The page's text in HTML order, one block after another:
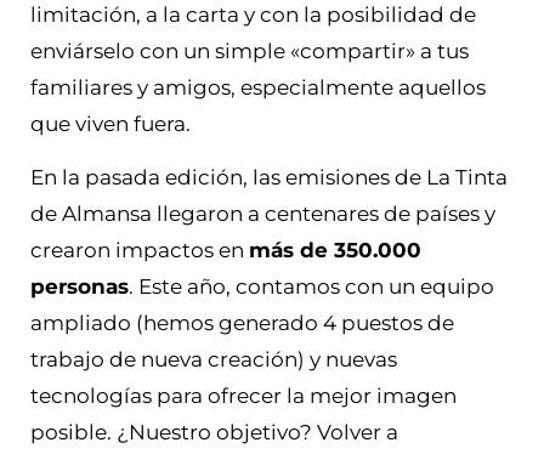
limitación, a la carta y con la posibilidad de
enviárselo con un simple «compartir» a tus
familiares y amigos, especialmente aquellos
que viven fuera.
En la pasada edición, las emisiones de La Tinta
de Almansa llegaron a centenares de países y
crearon impactos en más de 350.000
personas. Este año, contamos con un equipo
ampliado (hemos generado 4 puestos de
trabajo de nueva creación) y nuevas
tecnologías para ofrecer la mejor imagen
posible. ¿Nuestro objetivo? Volver a